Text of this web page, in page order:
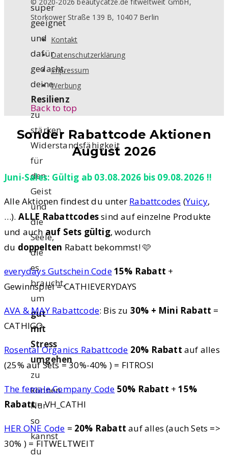
super
geeignet
und
dafür
gedacht,
deine
Resilienz
zu
stärken.
Widerstandsfähigkeit
für
den
Geist
und
die
Seele,
die
es
braucht,
um
gut
mit
Stress
umgehen
zu
können.
Nur
so
kannst
du
© 2020-2026 beautycatze.de fitweltweit GmbH,
Storkower Straße 139 B, 10407 Berlin
Kontakt
Datenschutzerklärung
Impressum
Werbung
Back to top
Sonder Rabattcode Aktionen
August 2026
Juni-Sales: Gültig ab 03.08.2026 bis 09.08.2026 !!
Alle Aktionen findest du unter Rabattcodes (Yuicy,
…). ALLE Rabattcodessind auf einzelne Produkte
und auch auf Sets gültig, wodurch
du doppelten Rabatt bekommst! 🩷
everydays Gutschein Code15% Rabatt +
Gewinnspiel = CATHIEVERYDAYS
AVA & MAY Rabattcode: Bis zu 30% + Mini Rabatt =
CATHIGO
Rosental Organics Rabattcode 20% Rabatt auf alles
(25% auf Sets = 30%-40% ) = FITROSI
The female Company Code 50% Rabatt +15%
Rabatt= VH_CATHI
HER ONE Code = 20% Rabatt auf alles (auch Sets =>
30% ) = FITWELTWEIT